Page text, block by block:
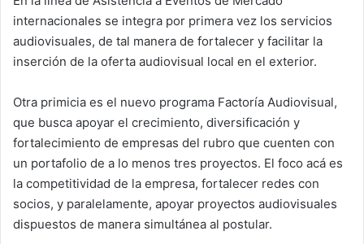
internacionales se integra por primera vez los servicios
audiovisuales, de tal manera de fortalecer y facilitar la
inserción de la oferta audiovisual local en el exterior.
Otra primicia es el nuevo programa Factoría Audiovisual,
que busca apoyar el crecimiento, diversificación y
fortalecimiento de empresas del rubro que cuenten con
un portafolio de a lo menos tres proyectos. El foco acá es
la competitividad de la empresa, fortalecer redes con
socios, y paralelamente, apoyar proyectos audiovisuales
dispuestos de manera simultánea al postular.